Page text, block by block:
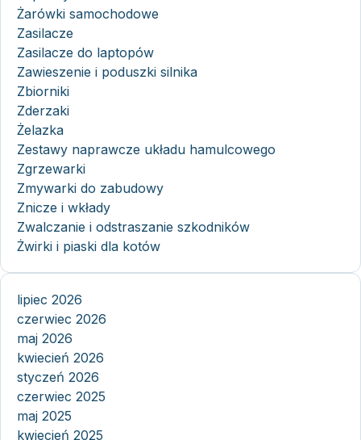
Żarówki samochodowe
Zasilacze
Zasilacze do laptopów
Zawieszenie i poduszki silnika
Zbiorniki
Zderzaki
Żelazka
Zestawy naprawcze układu hamulcowego
Zgrzewarki
Zmywarki do zabudowy
Znicze i wkłady
Zwalczanie i odstraszanie szkodników
Żwirki i piaski dla kotów
lipiec 2026
czerwiec 2026
maj 2026
kwiecień 2026
styczeń 2026
czerwiec 2025
maj 2025
kwiecień 2025